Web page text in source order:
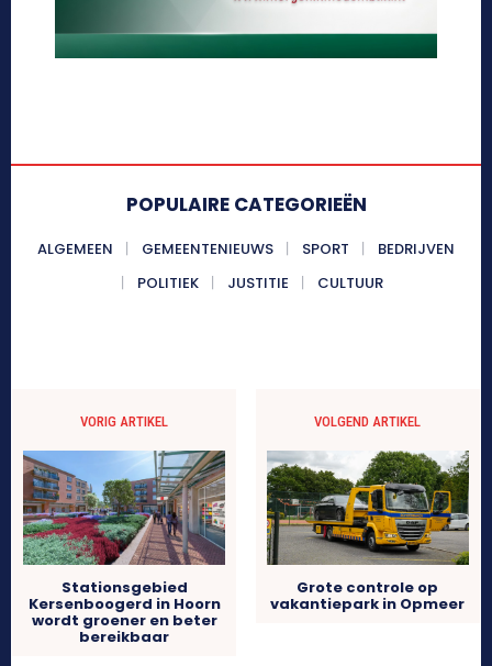
POPULAIRE CATEGORIEËN
ALGEMEEN GEMEENTENIEUWS SPORT
BEDRIJVEN
POLITIEK
JUSTITIE CULTUUR
VORIG ARTIKEL
Stationsgebied
Kersenboogerd in Hoorn
wordt groener en beter
bereikbaar
VOLGEND ARTIKEL
Grote controle op
vakantiepark in Opmeer